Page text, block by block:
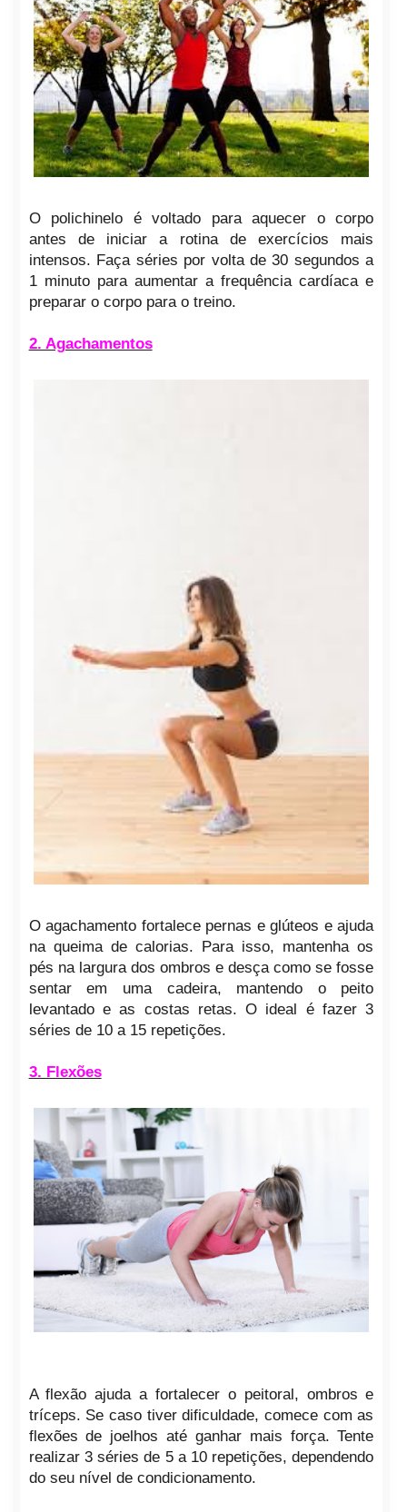
O polichinelo é voltado para aquecer o corpo
antes de iniciar a rotina de exercícios mais
intensos. Faça séries por volta de 30 segundos a
1 minuto para aumentar a frequência cardíaca e
preparar o corpo para o treino.
2. Agachamentos
O agachamento fortalece pernas e glúteos e ajuda
na queima de calorias. Para isso, mantenha os
pés na largura dos ombros e desça como se fosse
sentar em uma cadeira, mantendo o peito
levantado e as costas retas. O ideal é fazer 3
séries de 10 a 15 repetições.
3. Flexões
A flexão ajuda a fortalecer o peitoral, ombros e
tríceps. Se caso tiver dificuldade, comece com as
flexões de joelhos até ganhar mais força. Tente
realizar 3 séries de 5 a 10 repetições, dependendo
do seu nível de condicionamento.